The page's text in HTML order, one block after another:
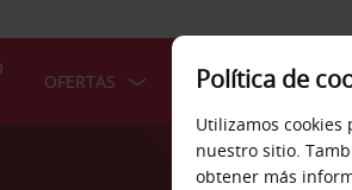
OFERTAS COCHES
Política de
Utilizamos
nuestro sitio.
obtener más